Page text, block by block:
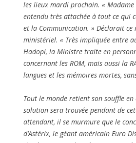
les lieux mardi prochain. «
entendu très attachée à tout ce qui
et la Communication. » Déclarait ce
ministériel. « Très impliquée entre
Hadopi, la Ministre traite en
concernant les ROM, mais aussi la
langues et les mémoires mortes,
Tout le monde retient son souffle en
solution sera trouvée pendant de
attendant, il se murmure que le
d’Astérix, le géant américain Euro